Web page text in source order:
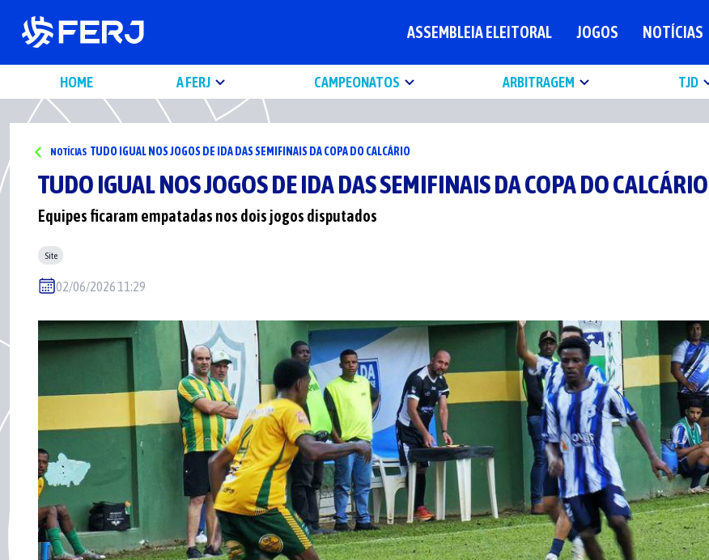
ASSEMBLEIA ELEITORAL JOGOS NOTÍCIAS
HOME A FERJ CAMPEONATOS ARBITRAGEM TJD
NOTÍCIAS TUDO IGUAL NOS JOGOS DE IDA DAS SEMIFINAIS DA COPA DO CALCÁRIO
TUDO IGUAL NOS JOGOS DE IDA DAS SEMIFINAIS DA COPA DO CALCÁRIO
Equipes ficaram empatadas nos dois jogos disputados
Site
02/06/2026 11:29